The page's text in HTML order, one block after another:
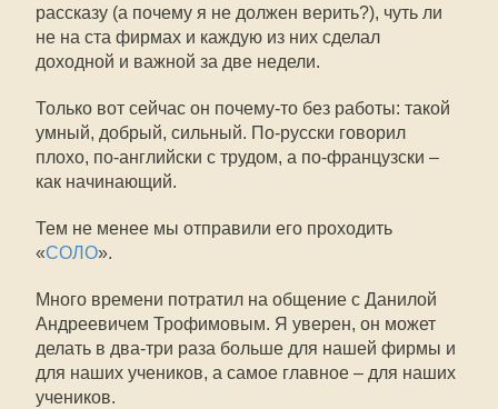
рассказу (а почему я не должен верить?), чуть ли
не на ста фирмах и каждую из них сделал
доходной и важной за две недели.
Только вот сейчас он почему-то без работы: такой
умный, добрый, сильный. По-русски говорил
плохо, по-английски с трудом, а по-французски –
как начинающий.
Тем не менее мы отправили его проходить
«СОЛО».
Много времени потратил на общение с Данилой
Андреевичем Трофимовым. Я уверен, он может
делать в два-три раза больше для нашей фирмы и
для наших учеников, а самое главное – для наших
учеников.